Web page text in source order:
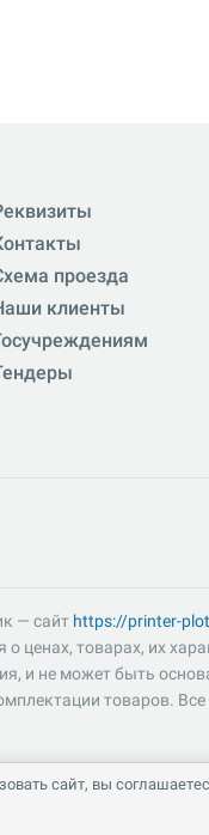
проезда
клиенты
— сайт https://printer-
ценах, товарах, их
и не может быть
товаров.
сайт, вы